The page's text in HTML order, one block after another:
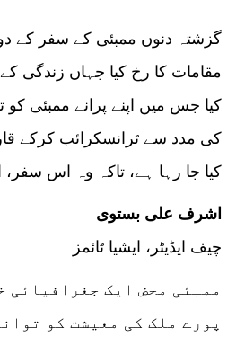
گزشتہ دنوں ممبئی کے سفر کے
مقامات کا رخ کیا جہاں زندگی
کیا جس میں اپنے پرانے ممبئی
کیا جا رہا ہے، تاکہ وہ اس
اشرف علی بستوی
چیف ایڈیٹر، ایشیا ٹائمز
ممبئی محض ایک جغرافیائی
پورے ملک کی معیشت کو